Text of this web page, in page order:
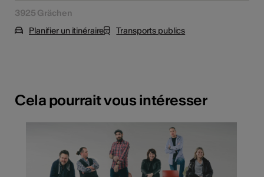
3925 Grächen
Planifier un itinéraire
Transports publics
Cela pourrait vous intéresser